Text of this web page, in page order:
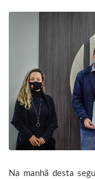
Na manhã desta